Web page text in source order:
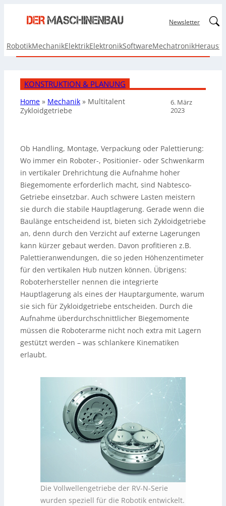
Newsletter
RobotikMechanikElektrikElektronikSoftwareMechatronik
KONSTRUKTION & PLANUNG
Home » Mechanik » Multitalent
Zykloidgetriebe
6. März
2023
Ob Handling, Montage, Verpackung oder Palettierung:
Wo immer ein Roboter-, Positionier- oder Schwenkarm
in vertikaler Drehrichtung die Aufnahme hoher
Biegemomente erforderlich macht, sind Nabtesco-
Getriebe einsetzbar. Auch schwere Lasten meistern
sie durch die stabile Hauptlagerung. Gerade wenn die
Baulänge entscheidend ist, bieten sich Zykloidgetriebe
an, denn durch den Verzicht auf externe Lagerungen
kann kürzer gebaut werden. Davon profitieren z.B.
Palettieranwendungen, die so jeden Höhenzentimeter
für den vertikalen Hub nutzen können. Übrigens:
Roboterhersteller nennen die integrierte
Hauptlagerung als eines der Hauptargumente, warum
sie sich für Zykloidgetriebe entscheiden. Durch die
Aufnahme überdurchschnittlicher Biegemomente
müssen die Roboterarme nicht noch extra mit Lagern
gestützt werden – was schlankere Kinematiken
erlaubt.
Die Vollwellengetriebe der RV-N-Serie
wurden speziell für die Robotik entwickelt.